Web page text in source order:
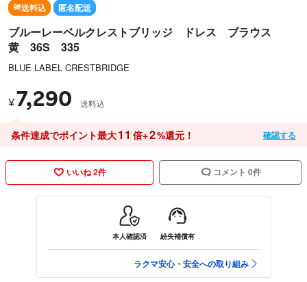
送料込 匿名配送
ブルーレーベルクレストブリッジ ドレス ブラウス
黄 36S 335
BLUE LABEL CRESTBRIDGE
¥7,290 送料込
条件達成でポイント最大11 倍+2%還元！ 確認する
いいね 2件 コメント 0件
本人確認済 紛失補償有
ラクマ安心・安全への取り組み